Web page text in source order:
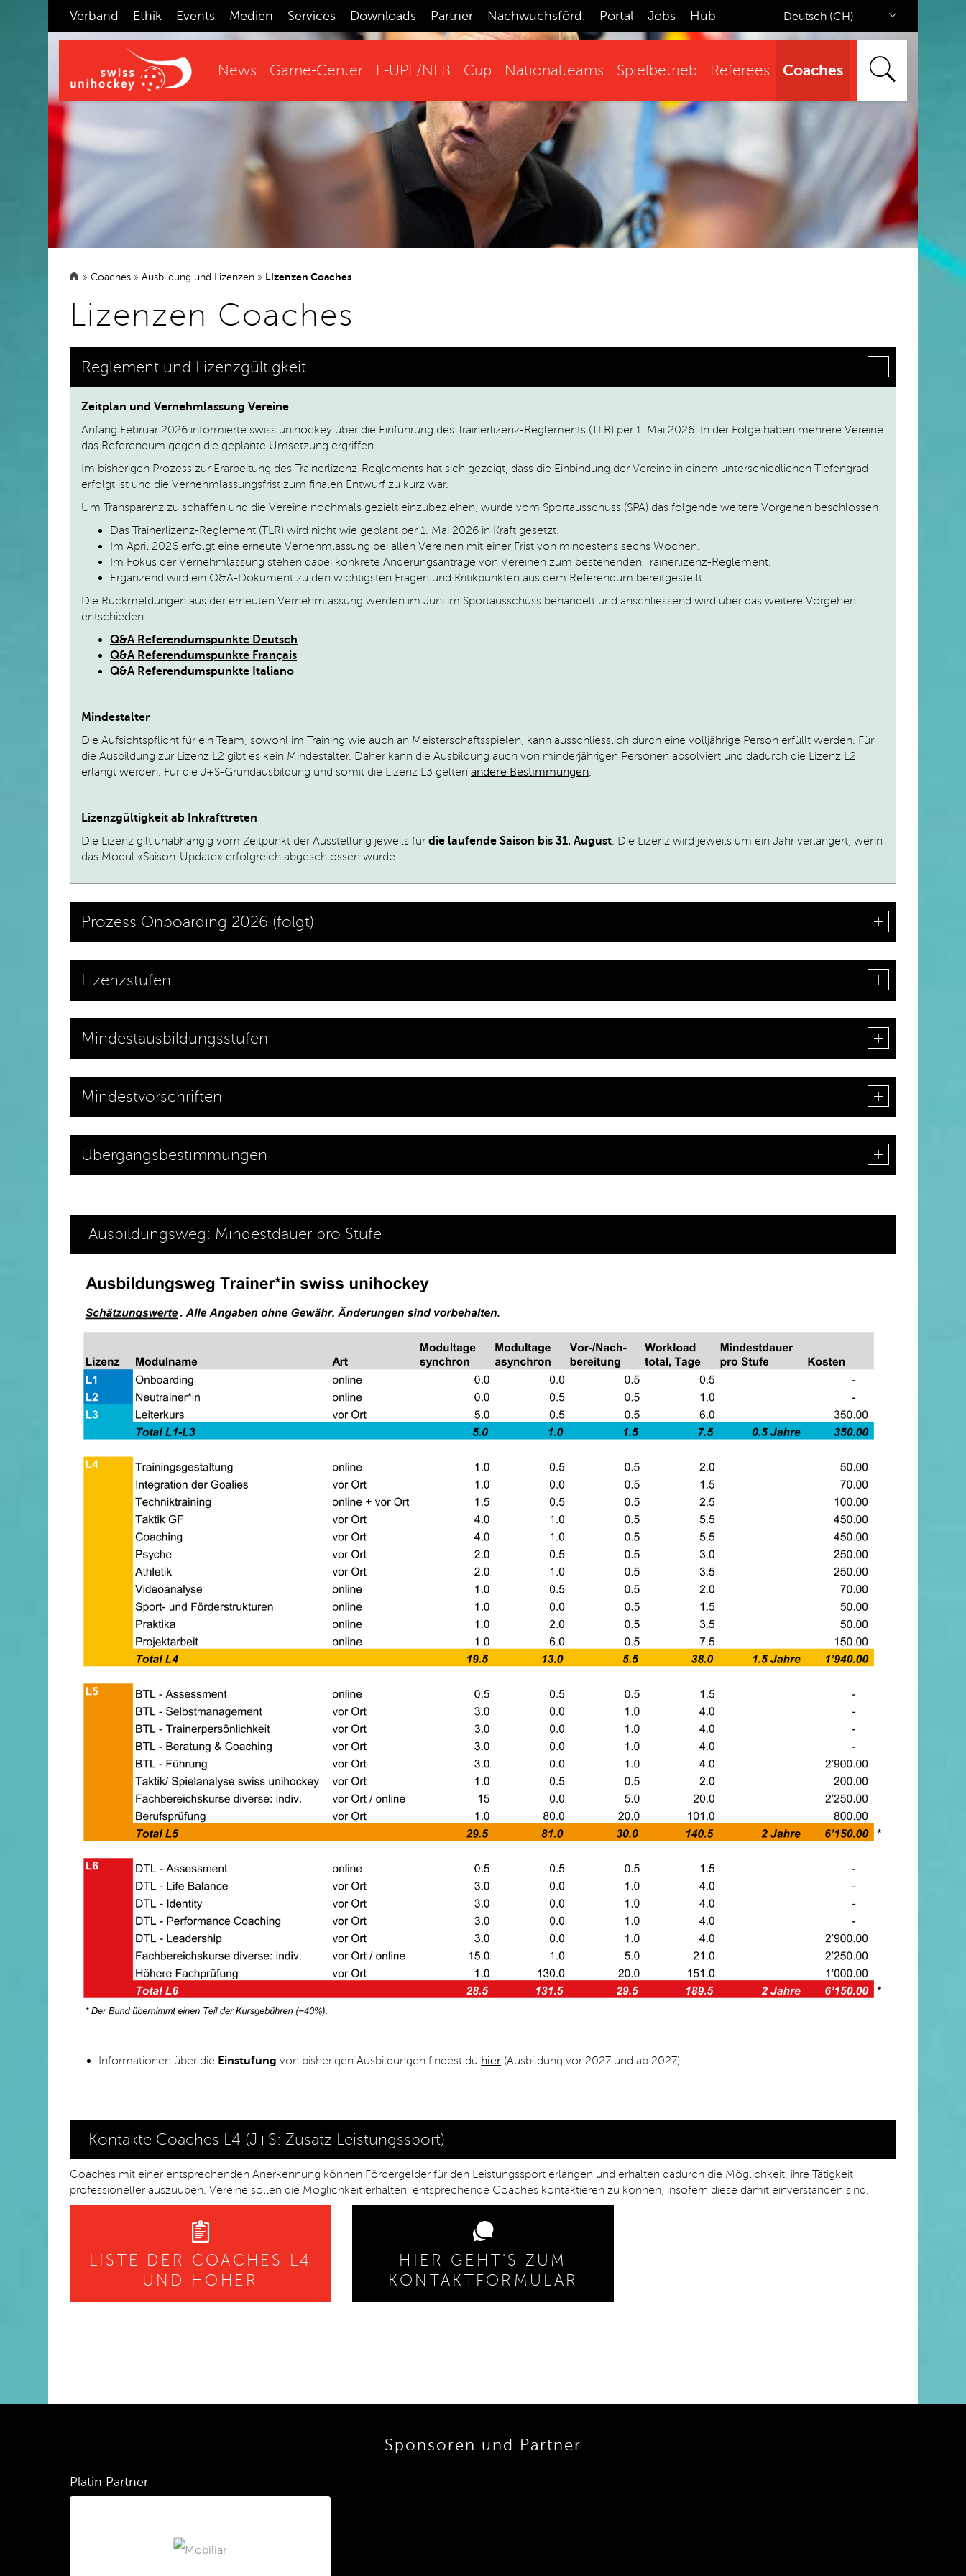
Verband Ethik Events Medien Services Downloads Partner Nachwuchsförd. Portal Jobs Hub Deutsch (CH)
News Game-Center L-UPL/NLB Cup Nationalteams Spielbetrieb Referees Coaches
» Coaches » Ausbildung und Lizenzen » Lizenzen Coaches
Lizenzen Coaches
Reglement und Lizenzgültigkeit
Zeitplan und Vernehmlassung Vereine
Anfang Februar 2026 informierte swiss unihockey über die Einführung des Trainerlizenz-Reglements (TLR) per 1. Mai 2026. In der Folge haben mehrere Vereine
das Referendum gegen die geplante Umsetzung ergriffen.
Im bisherigen Prozess zur Erarbeitung des Trainerlizenz-Reglements hat sich gezeigt, dass die Einbindung der Vereine in einem unterschiedlichen Tiefengrad
erfolgt ist und die Vernehmlassungsfrist zum finalen Entwurf zu kurz war.
Um Transparenz zu schaffen und die Vereine nochmals gezielt einzubeziehen, wurde vom Sportausschuss (SPA) das folgende weitere Vorgehen beschlossen:
Das Trainerlizenz-Reglement (TLR) wird nicht wie geplant per 1. Mai 2026 in Kraft gesetzt.
Im April 2026 erfolgt eine erneute Vernehmlassung bei allen Vereinen mit einer Frist von mindestens sechs Wochen.
Im Fokus der Vernehmlassung stehen dabei konkrete Änderungsanträge von Vereinen zum bestehenden Trainerlizenz-Reglement.
Ergänzend wird ein Q&A-Dokument zu den wichtigsten Fragen und Kritikpunkten aus dem Referendum bereitgestellt.
Die Rückmeldungen aus der erneuten Vernehmlassung werden im Juni im Sportausschuss behandelt und anschliessend wird über das weitere Vorgehen
entschieden.
Q&A Referendumspunkte Deutsch
Q&A Referendumspunkte Français
Q&A Referendumspunkte Italiano
Mindestalter
Die Aufsichtspflicht für ein Team, sowohl im Training wie auch an Meisterschaftsspielen, kann ausschliesslich durch eine volljährige Person erfüllt werden. Für
die Ausbildung zur Lizenz L2 gibt es kein Mindestalter. Daher kann die Ausbildung auch von minderjährigen Personen absolviert und dadurch die Lizenz L2
erlangt werden. Für die J+S-Grundausbildung und somit die Lizenz L3 gelten andere Bestimmungen.
Lizenzgültigkeit ab Inkrafttreten
Die Lizenz gilt unabhängig vom Zeitpunkt der Ausstellung jeweils für die laufende Saison bis 31. August. Die Lizenz wird jeweils um ein Jahr verlängert, wenn
das Modul «Saison-Update» erfolgreich abgeschlossen wurde.
Prozess Onboarding 2026 (folgt)
Lizenzstufen
Mindestausbildungsstufen
Mindestvorschriften
Übergangsbestimmungen
Ausbildungsweg: Mindestdauer pro Stufe
Informationen über die Einstufung von bisherigen Ausbildungen findest du hier (Ausbildung vor 2027 und ab 2027).
Kontakte Coaches L4 (J+S: Zusatz Leistungssport)
Coaches mit einer entsprechenden Anerkennung können Fördergelder für den Leistungssport erlangen und erhalten dadurch die Möglichkeit, ihre Tätigkeit
professioneller auszuüben. Vereine sollen die Möglichkeit erhalten, entsprechende Coaches kontaktieren zu können, insofern diese damit einverstanden sind.
LISTE DER COACHES L4
UND HÖHER
HIER GEHT'S ZUM
KONTAKTFORMULAR
Sponsoren und Partner
Platin Partner